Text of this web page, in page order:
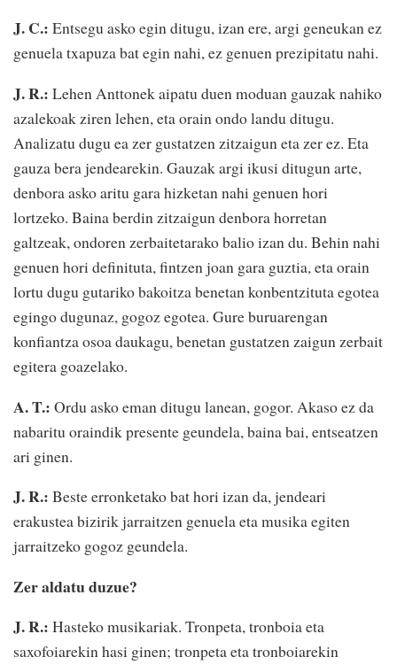
J. C.: Entsegu asko egin ditugu, izan ere, argi geneukan ez
genuela txapuza bat egin nahi, ez genuen prezipitatu nahi.
J. R.: Lehen Anttonek aipatu duen moduan gauzak nahiko
azalekoak ziren lehen, eta orain ondo landu ditugu.
Analizatu dugu ea zer gustatzen zitzaigun eta zer ez. Eta
gauza bera jendearekin. Gauzak argi ikusi ditugun arte,
denbora asko aritu gara hizketan nahi genuen hori
lortzeko. Baina berdin zitzaigun denbora horretan
galtzeak, ondoren zerbaitetarako balio izan du. Behin nahi
genuen hori definituta, fintzen joan gara guztia, eta orain
lortu dugu gutariko bakoitza benetan konbentzituta egotea
egingo dugunaz, gogoz egotea. Gure buruarengan
konfiantza osoa daukagu, benetan gustatzen zaigun zerbait
egitera goazelako.
A. T.: Ordu asko eman ditugu lanean, gogor. Akaso ez da
nabaritu oraindik presente geundela, baina bai, entseatzen
ari ginen.
J. R.: Beste erronketako bat hori izan da, jendeari
erakustea bizirik jarraitzen genuela eta musika egiten
jarraitzeko gogoz geundela.
Zer aldatu duzue?
J. R.: Hasteko musikariak. Tronpeta, tronboia eta
saxofoiarekin hasi ginen; tronpeta eta tronboiarekin